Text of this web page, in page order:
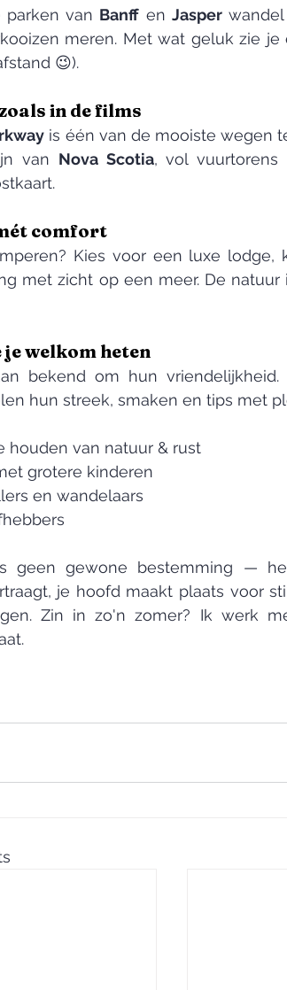
parken van Banff en Jasper wandel
meren. Met wat geluk zie
😉).
in de films
is één van de mooiste wegen
van Nova Scotia, vol vuurtorens
comfort
Kies voor een luxe lodge,
met zicht op een meer. De
je welkom heten
bekend om hun
hun streek, smaken en tips met
houden van natuur & rust
grotere kinderen
en wandelaars
geen gewone bestemming —
je hoofd maakt plaats voor
Zin in zo'n zomer? Ik werk